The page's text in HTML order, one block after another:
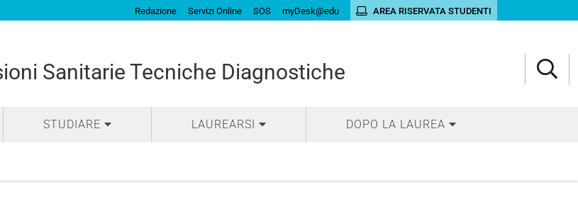
Redazione Servizi Online SOS myDesk@edu AREA RISERVATA STUDENTI
Sanitarie Tecniche Diagnostiche
STUDIARE LAUREARSI DOPO LA LAUREA